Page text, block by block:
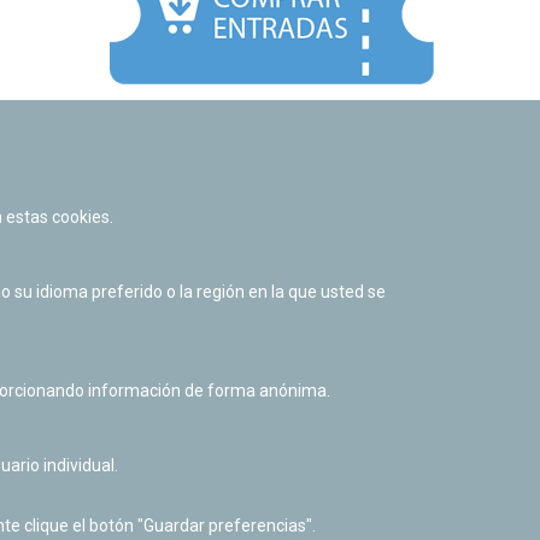
Política de cookies
Derecho de acceso a información pública
cookies.
su idioma preferido o la región en la que usted se
información de forma anónima.
individual.
clique el botón "Guardar preferencias".